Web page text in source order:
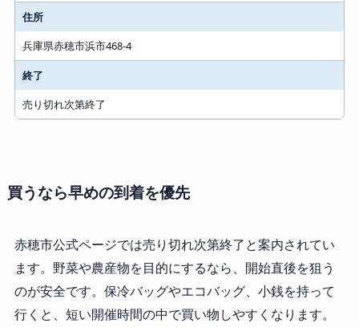
住所
兵庫県赤穂市浜市468-4
終了
売り切れ次第終了
買うなら早めの到着を優先
赤穂市公式ページでは売り切れ次第終了と案内されてい
ます。野菜や農産物を目的にするなら、開始直後を狙う
のが安全です。保冷バッグやエコバッグ、小銭を持って
行くと、短い開催時間の中で買い物しやすくなります。